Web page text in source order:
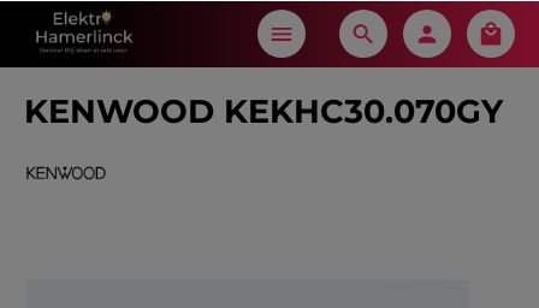
content
KENWOOD KEKHC30.070GY